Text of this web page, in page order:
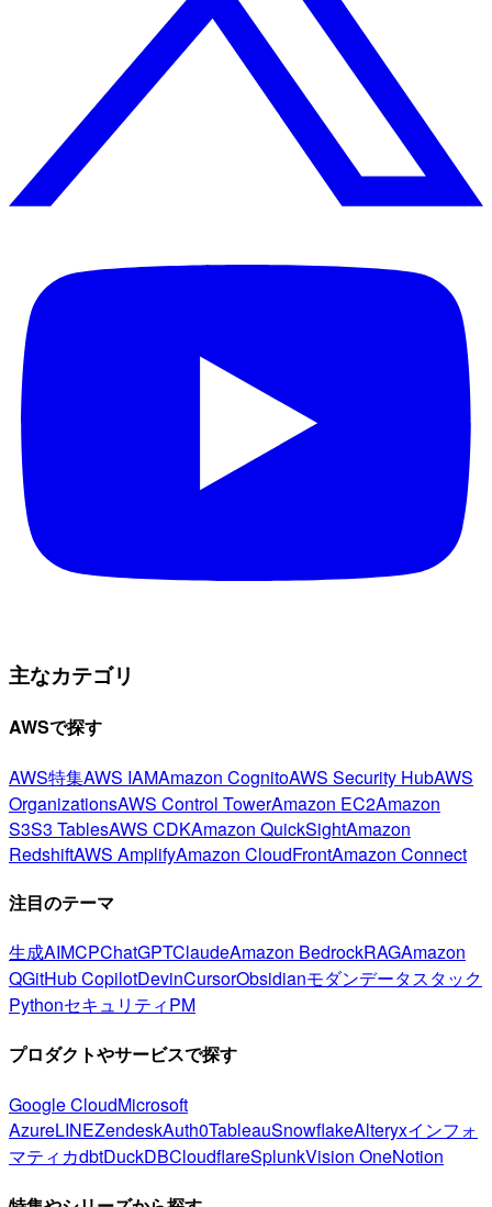
主なカテゴリ
AWSで探す
AWS特集AWS IAMAmazon CognitoAWS Security HubAWS
OrganizationsAWS Control TowerAmazon EC2Amazon
S3S3 TablesAWS CDKAmazon QuickSightAmazon
RedshiftAWS AmplifyAmazon CloudFrontAmazon Connect
注目のテーマ
生成AIMCPChatGPTClaudeAmazon BedrockRAGAmazon
QGitHub CopilotDevinCursorObsidianモダンデータスタック
PythonセキュリティPM
プロダクトやサービスで探す
Google CloudMicrosoft
AzureLINEZendeskAuth0TableauSnowflakeAlteryxインフォ
マティカdbtDuckDBCloudflareSplunkVision OneNotion